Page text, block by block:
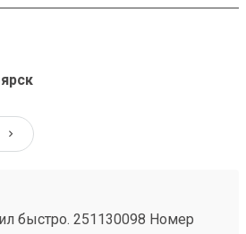
быстро. 251130098 Номер